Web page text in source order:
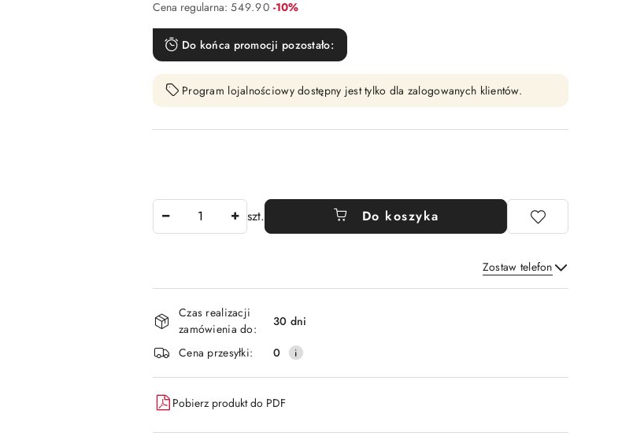
Cena regularna: 549.90 Rabat:
-10%
Do końca promocji pozostało:
Program lojalnościowy dostępny jest tylko dla zalogowanych klientów.
szt. Do koszyka
Zostaw telefon
Wyślij
Dostępność
i
dostawa
Czas realizacji
zamówienia do:
30 dni
Cena przesyłki:
0
Pobierz produkt do PDF